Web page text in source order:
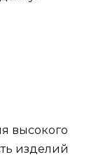
высокого
изделий